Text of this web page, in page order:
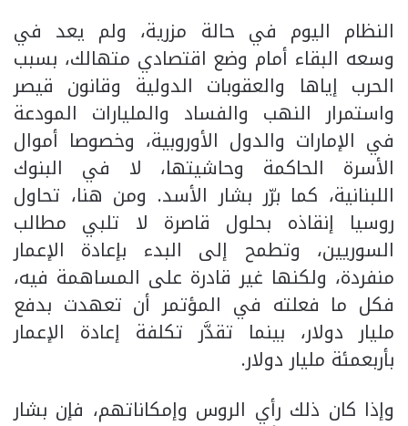
النظام اليوم في حالة مزرية، ولم يعد في
وسعه البقاء أمام وضع اقتصادي متهالك، بسبب
الحرب إياها والعقوبات الدولية وقانون قيصر
واستمرار النهب والفساد والمليارات المودعة
في الإمارات والدول الأوروبية، وخصوصا أموال
الأسرة الحاكمة وحاشيتها، لا في البنوك
اللبنانية، كما برّر بشار الأسد. ومن هنا، تحاول
روسيا إنقاذه بحلول قاصرة لا تلبي مطالب
السوريين، وتطمح إلى البدء بإعادة الإعمار
منفردة، ولكنها غير قادرة على المساهمة فيه،
فكل ما فعلته في المؤتمر أن تعهدت بدفع
مليار دولار، بينما تقدَّر تكلفة إعادة الإعمار
بأربعمئة مليار دولار.
وإذا كان ذلك رأي الروس وإمكاناتهم، فإن بشار